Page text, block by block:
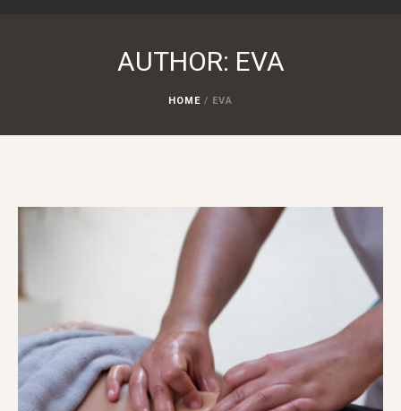
AUTHOR: EVA
HOME / EVA